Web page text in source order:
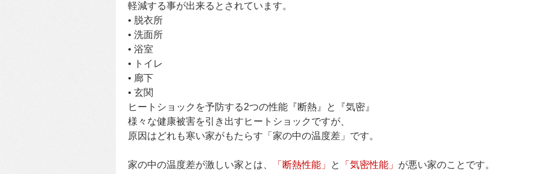
軽減する事が出来るとされています。
• 脱衣所
• 洗面所
• 浴室
• トイレ
• 廊下
• 玄関
ヒートショックを予防する2つの性能『断熱』と『気密』
様々な健康被害を引き出すヒートショックですが、
原因はどれも寒い家がもたらす「家の中の温度差」です。
家の中の温度差が激しい家とは、 「断熱性能」 と 「気密性能」 が悪い家のことです。